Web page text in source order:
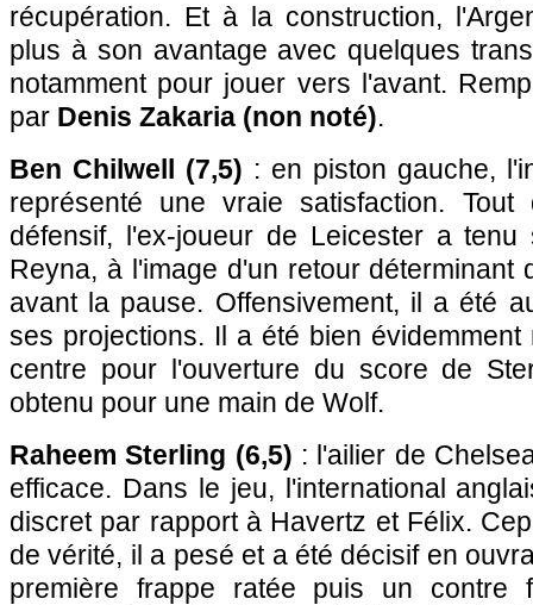
récupération. Et à la construction,
plus à son avantage avec quelques
notamment pour jouer vers l'avant.
par Denis Zakaria (non noté).
Ben Chilwell (7,5) : en piston gauche,
représenté une vraie satisfaction.
défensif, l'ex-joueur de Leicester a
Reyna, à l'image d'un retour déterminant
avant la pause. Offensivement, il a été
ses projections. Il a été bien
centre pour l'ouverture du score de
obtenu pour une main de Wolf.
Raheem Sterling (6,5) : l'ailier de
efficace. Dans le jeu, l'international
discret par rapport à Havertz et Félix.
de vérité, il a pesé et a été décisif en
première frappe ratée puis un contre